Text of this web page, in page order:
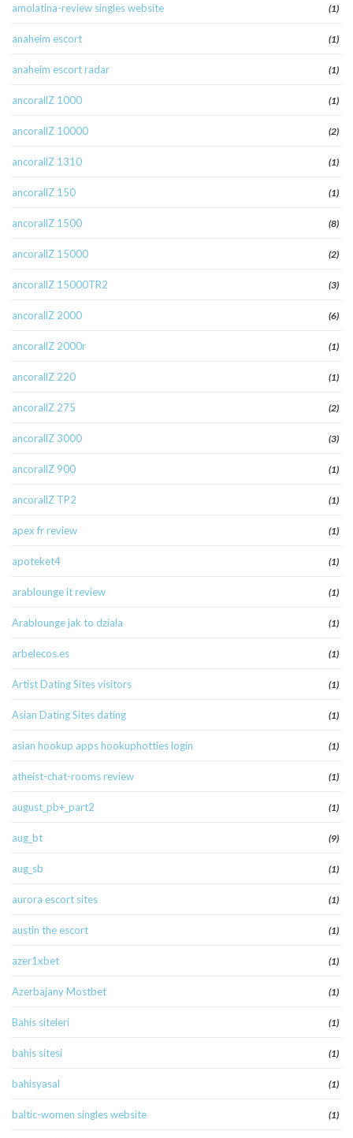
amolatina-review singles website (1)
anaheim escort (1)
anaheim escort radar (1)
ancorallZ 1000 (1)
ancorallZ 10000 (2)
ancorallZ 1310 (1)
ancorallZ 150 (1)
ancorallZ 1500 (8)
ancorallZ 15000 (2)
ancorallZ 15000TR2 (3)
ancorallZ 2000 (6)
ancorallZ 2000r (1)
ancorallZ 220 (1)
ancorallZ 275 (2)
ancorallZ 3000 (3)
ancorallZ 900 (1)
ancorallZ TP2 (1)
apex fr review (1)
apoteket4 (1)
arablounge it review (1)
Arablounge jak to dziala (1)
arbelecos.es (1)
Artist Dating Sites visitors (1)
Asian Dating Sites dating (1)
asian hookup apps hookuphotties login (1)
atheist-chat-rooms review (1)
august_pb+_part2 (1)
aug_bt (9)
aug_sb (1)
aurora escort sites (1)
austin the escort (1)
azer1xbet (1)
Azerbajany Mostbet (1)
Bahis siteleri (1)
bahis sitesi (1)
bahisyasal (1)
baltic-women singles website (1)